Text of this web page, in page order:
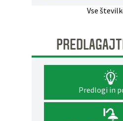
Vse
Predlogi in